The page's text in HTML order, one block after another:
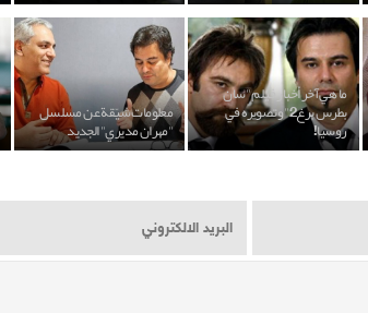
ما هي آخر أخبار فيلم "سان
بطرس برغ2" وتصويره في
روسيا!
معلومات شيّقة عن مسلسل
"مهران مديري" الجديد